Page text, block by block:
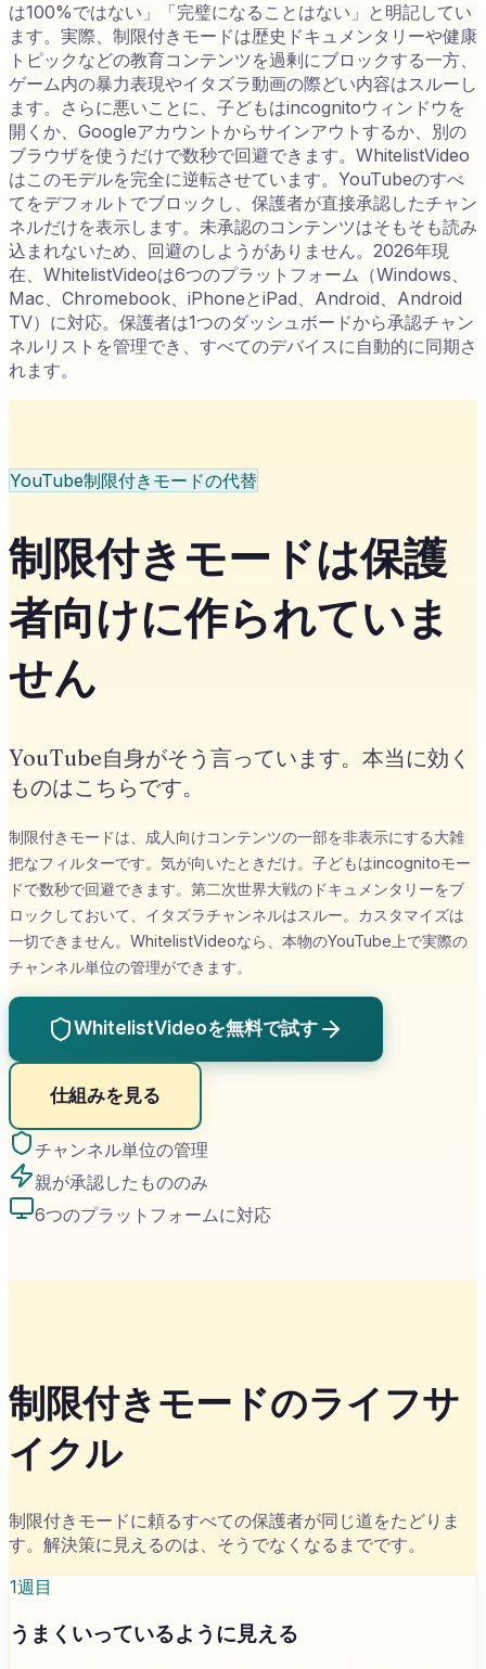
は100%ではない」「完璧になることはない」と明記してい
ます。実際、制限付きモードは歴史ドキュメンタリーや健康
トピックなどの教育コンテンツを過剰にブロックする一方、
ゲーム内の暴力表現やイタズラ動画の際どい内容はスルーし
ます。さらに悪いことに、子どもはincognitoウィンドウを
開くか、Googleアカウントからサインアウトするか、別の
ブラウザを使うだけで数秒で回避できます。WhitelistVideo
はこのモデルを完全に逆転させています。YouTubeのすべ
てをデフォルトでブロックし、保護者が直接承認したチャン
ネルだけを表示します。未承認のコンテンツはそもそも読み
込まれないため、回避のしようがありません。2026年現
在、WhitelistVideoは6つのプラットフォーム（Windows、
Mac、Chromebook、iPhoneとiPad、Android、Android
TV）に対応。保護者は1つのダッシュボードから承認チャン
ネルリストを管理でき、すべてのデバイスに自動的に同期さ
れます。
YouTube制限付きモードの代替
制限付きモードは保護
者向けに作られていま
せん
YouTube自身がそう言っています。本当に効く
ものはこちらです。
制限付きモードは、成人向けコンテンツの一部を非表示にする大雑
把なフィルターです。気が向いたときだけ。子どもはincognitoモー
ドで数秒で回避できます。第二次世界大戦のドキュメンタリーをブ
ロックしておいて、イタズラチャンネルはスルー。カスタマイズは
一切できません。WhitelistVideoなら、本物のYouTube上で実際の
チャンネル単位の管理ができます。
WhitelistVideoを無料で試す
仕組みを見る
チャンネル単位の管理
親が承認したもののみ
6つのプラットフォームに対応
制限付きモードのライフサ
イクル
制限付きモードに頼るすべての保護者が同じ道をたどりま
す。解決策に見えるのは、そうでなくなるまでです。
1週目
うまくいっているように見える